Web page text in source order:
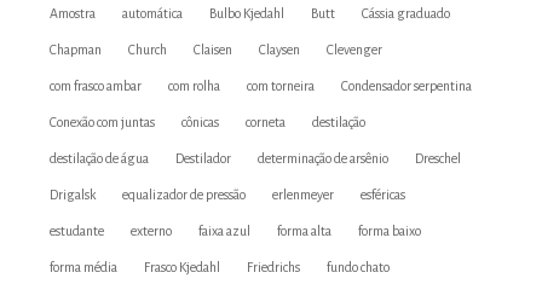
Amostra automática Bulbo Kjedahl Butt Cássia graduado
Chapman Church Claisen Claysen Clevenger
com frasco ambar com rolha com torneira Condensador serpentina
Conexão com juntas cônicas corneta destilação
destilação de água Destilador determinação de arsênio Dreschel
Drigalsk equalizador de pressão erlenmeyer esféricas
estudante externo faixa azul forma alta forma baixo
forma média Frasco Kjedahl Friedrichs fundo chato